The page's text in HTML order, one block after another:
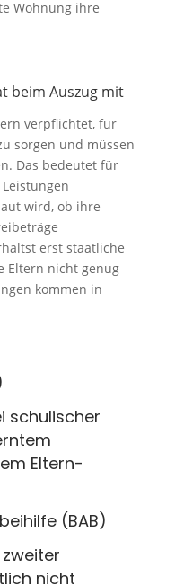
Wohnung ihre
beim Auszug mit
verpflichtet, für
sorgen und müssen
Das bedeutet für
wird, ob ihre
erst staatliche
Eltern nicht genug
kommen in
schulischer
Eltern-
(BAB)
nicht